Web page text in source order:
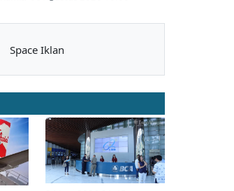
Space Iklan